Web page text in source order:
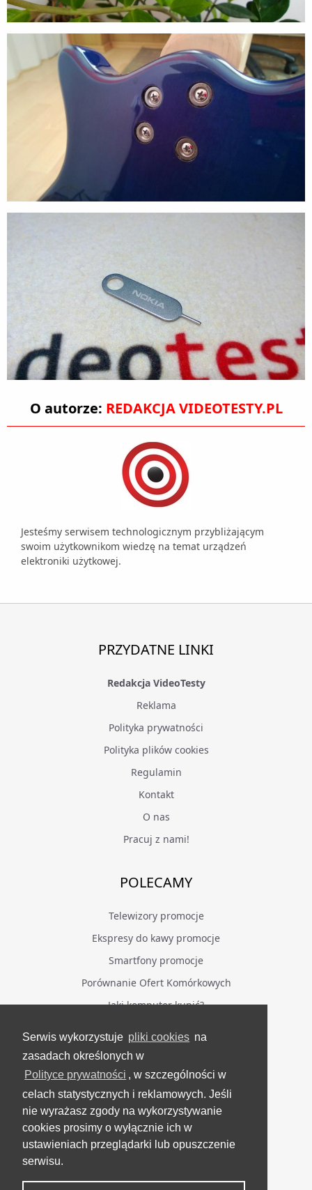
Serwis wykorzystuje pliki cookies na
zasadach określonych w
Polityce prywatności , w szczególności w
celach statystycznych i reklamowych. Jeśli
nie wyrażasz zgody na wykorzystywanie
cookies prosimy o wyłącznie ich w
ustawieniach przeglądarki lub opuszczenie
serwisu.
O autorze: REDAKCJA VIDEOTESTY.PL
Jesteśmy serwisem technologicznym przybliżającym
swoim użytkownikom wiedzę na temat urządzeń
elektroniki użytkowej.
PRZYDATNE LINKI
Redakcja VideoTesty
Reklama
Polityka prywatności
Polityka plików cookies
Regulamin
Kontakt
O nas
Pracuj z nami!
POLECAMY
Telewizory promocje
Ekspresy do kawy promocje
Smartfony promocje
Porównanie Ofert Komórkowych
Jaki komputer kupić?
BĄDŹ NA BIEŻĄCO
Facebook
Grupa Testerzy Videotestów
YouTube
Twitter